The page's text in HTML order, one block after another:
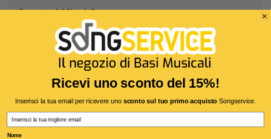
Durata:4 Min 4 Sec
Segnatura:4/4
65
MI
Harmonizer: Sì
Testo:Inglese
Accordi:Si (*)
Ricevi uno sconto del 15%!
Inserisci la tua email per ricevere uno sconto sul tuo primo acquistoSongservice.
Nome